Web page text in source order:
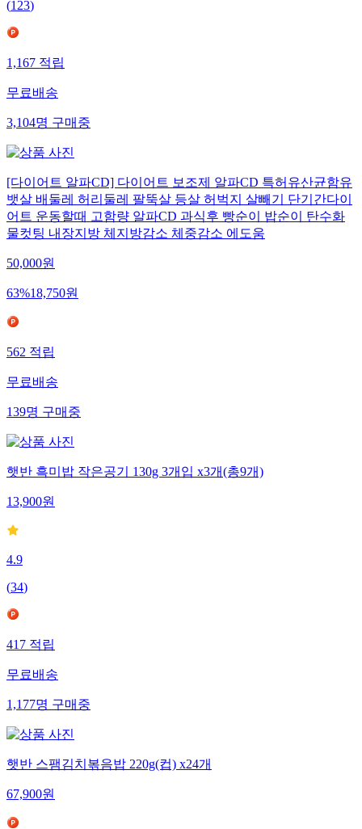
(123)
1,167적립
무료배송
3,104명구매중
[다이어트 알파CD] 다이어트 보조제 알파CD 특허유산균함유
뱃살 배둘레 허리둘레 팔뚝살 등살 허벅지 살빼기 단기간다이
어트 운동할때 고함량 알파CD 과식후 빵순이 밥순이 탄수화
물컷팅 내장지방 체지방감소 체중감소 에도움
50,000원
63%18,750원
562적립
무료배송
139명구매중
햇반 흑미밥 작은공기 130g 3개입 x3개(총9개)
13,900원
4.9
(34)
417적립
무료배송
1,177명구매중
햇반 스팸김치볶음밥 220g(컵) x24개
67,900원